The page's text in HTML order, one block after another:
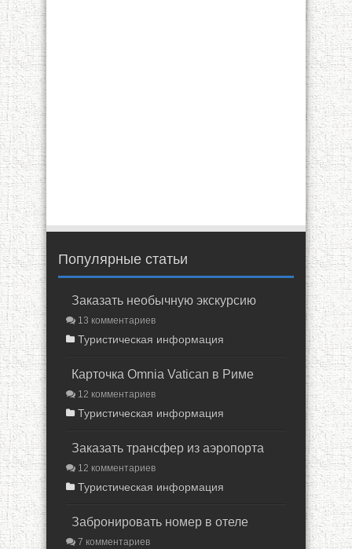
Популярные статьи
Заказать необычную экскурсию
13 комментариев
Туристическая информация
Карточка Omnia Vatican в Риме
12 комментариев
Туристическая информация
Заказать трансфер из аэропорта
12 комментариев
Туристическая информация
Забронировать номер в отеле
7 комментариев